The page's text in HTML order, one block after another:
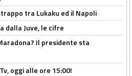
tra Lukaku ed il Napoli
dalla Juve, le cifre
Il presidente sta
oggi alle ore 15:00!